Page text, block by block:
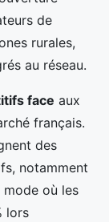
de
rurales,
au réseau.
face aux
français.
des
notamment
où les
lors